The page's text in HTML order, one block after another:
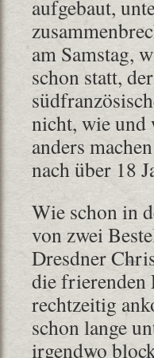
aufgebaut,
am Samstag,
schon statt,
nicht, wie und
anders
nach über 18
Wie schon in
von zwei
Dresdner
die
rechtzeitig
schon lange
irgendwo